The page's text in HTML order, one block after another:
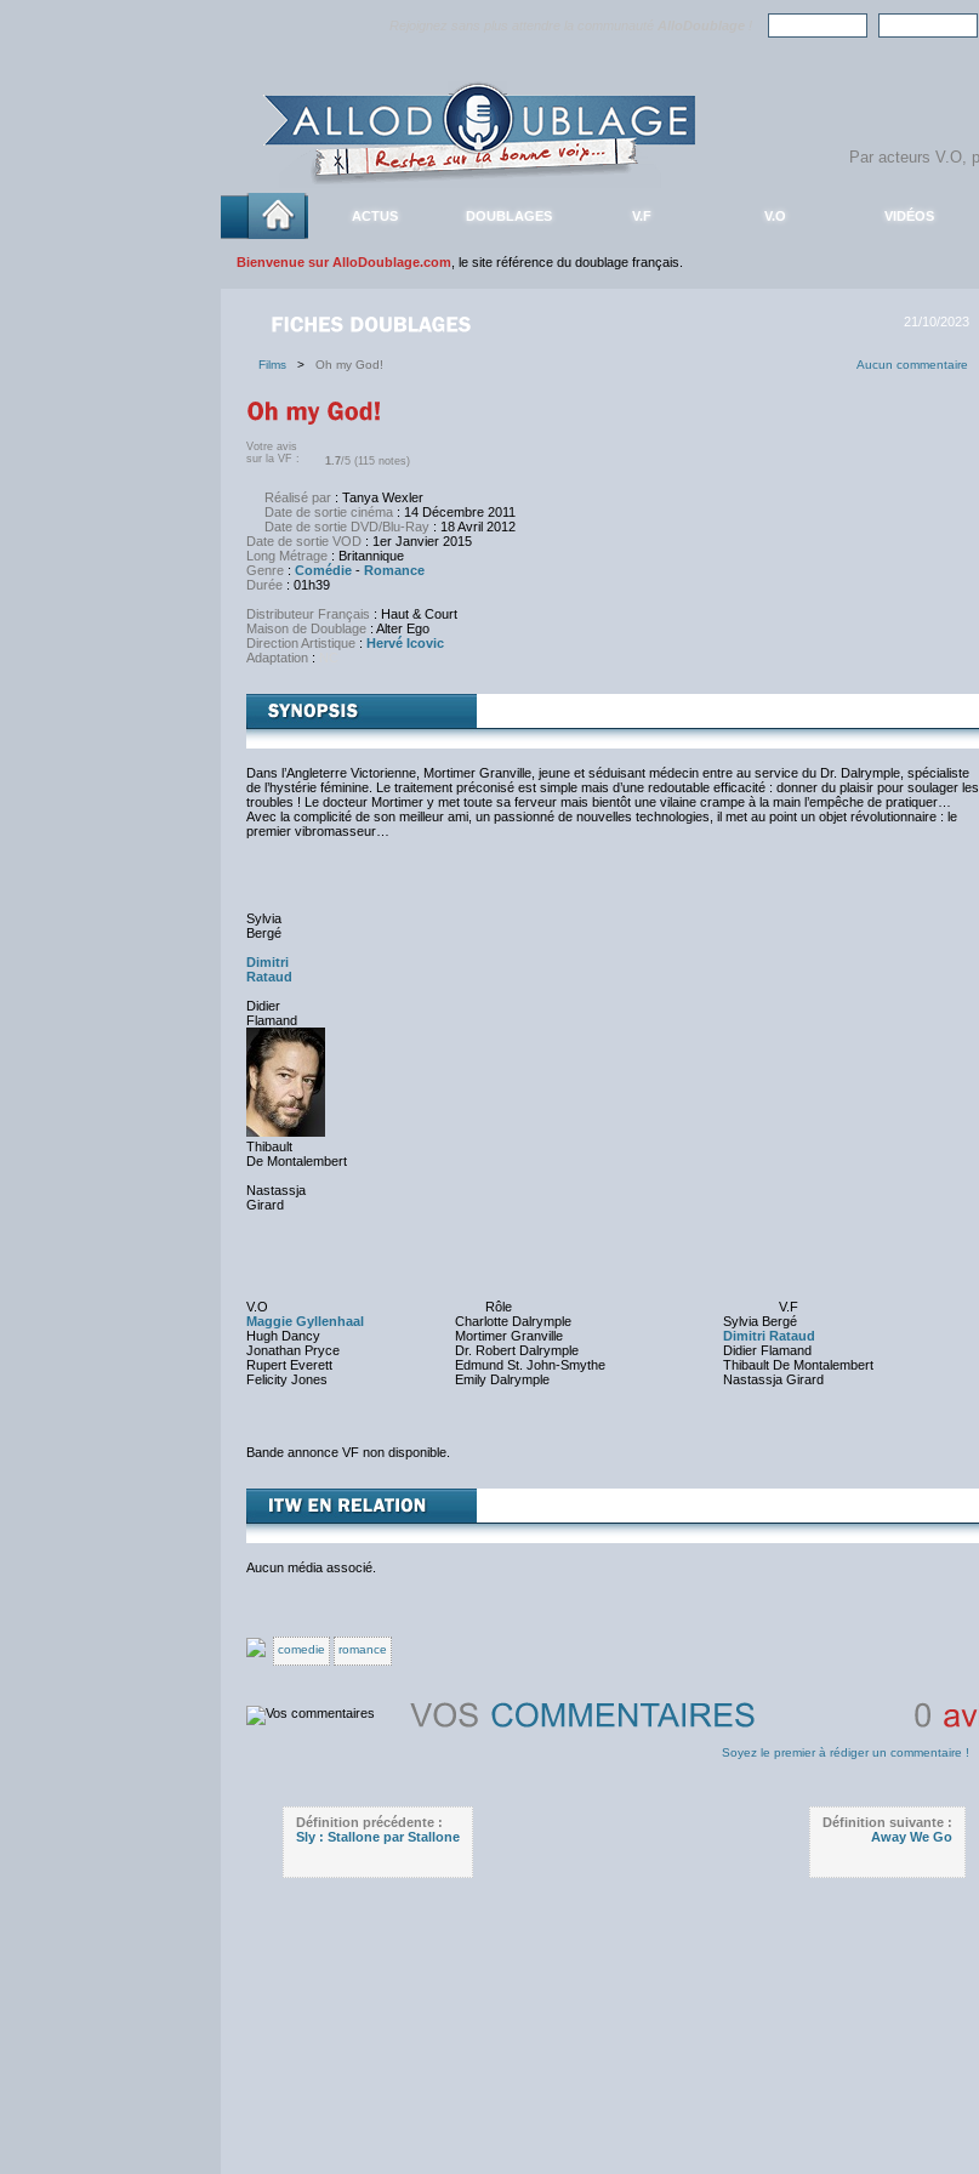
ACTUS DOUBLAGES V.F V.O VIDÉOS
Bienvenue sur AlloDoublage.com , le site référence du doublage français.
21/10/2023
Films > Oh my God! Aucun commentaire
Votre avis
sur la VF :
1.7/5 (115 notes)
Réalisé par : Tanya Wexler
Date de sortie cinéma : 14 Décembre 2011
Date de sortie DVD/Blu-Ray : 18 Avril 2012
Date de sortie VOD : 1er Janvier 2015
Long Métrage : Britannique
Genre : Comédie - Romance
Durée : 01h39
Distributeur Français : Haut & Court
Maison de Doublage : Alter Ego
Direction Artistique : Hervé Icovic
Adaptation :
Dans l’Angleterre Victorienne, Mortimer Granville, jeune et séduisant médecin entre au service du Dr. Dalrymple, spécialiste
de l’hystérie féminine. Le traitement préconisé est simple mais d’une redoutable efficacité : donner du plaisir pour soulager les
troubles ! Le docteur Mortimer y met toute sa ferveur mais bientôt une vilaine crampe à la main l’empêche de pratiquer…
Avec la complicité de son meilleur ami, un passionné de nouvelles technologies, il met au point un objet révolutionnaire : le
premier vibromasseur…
Sylvia
Bergé
Dimitri
Rataud
Didier
Flamand
Thibault
De Montalembert
Nastassja
Girard
V.O Rôle
V.F
Maggie Gyllenhaal
Charlotte Dalrymple
Sylvia Bergé
Hugh Dancy
Mortimer Granville
Dimitri Rataud
Jonathan Pryce
Dr. Robert Dalrymple
Didier Flamand
Rupert Everett
Edmund St. John-Smythe
Thibault De Montalembert
Felicity Jones
Emily Dalrymple Nastassja Girard
Bande annonce VF non disponible.
Aucun média associé.
comedie romance
Soyez le premier à rédiger un commentaire !
Définition précédente :
Sly : Stallone par Stallone
Définition suivante :
Away We Go